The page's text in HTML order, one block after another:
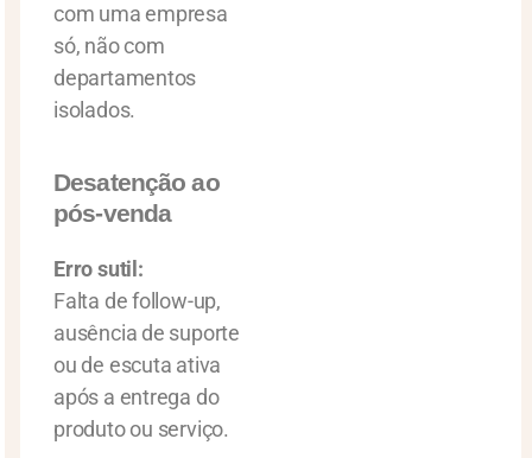
com uma empresa
só, não com
departamentos
isolados.
Desatenção ao
pós-venda
Erro sutil:
Falta de follow-up,
ausência de suporte
ou de escuta ativa
após a entrega do
produto ou serviço.